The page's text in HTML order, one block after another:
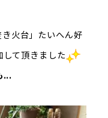
火台」たいへん好
て頂きました
...